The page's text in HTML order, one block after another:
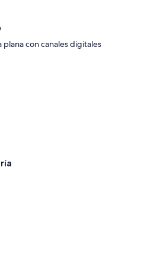
plana con canales digitales